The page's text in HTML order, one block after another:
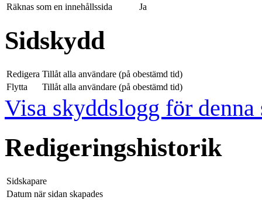
Räknas som en innehållssida
Ja
Sidskydd
Redigera Tillåt alla användare (på obestämd tid)
Flytta
Tillåt alla användare (på obestämd tid)
Visa skyddslogg för denna
Redigeringshistorik
Sidskapare
Datum när sidan skapades